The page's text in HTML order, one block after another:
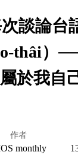
談論台
thâi）
於我自
作者
monthly